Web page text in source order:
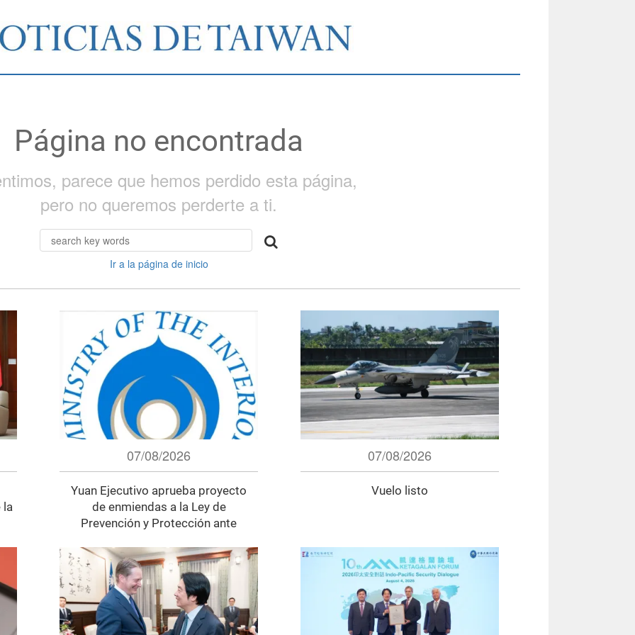
Página no encontrada
parece que hemos perdido esta página,
pero no queremos perderte a ti.
Ir a la página de inicio
la
07/08/2026
Yuan Ejecutivo aprueba proyecto
de enmiendas a la Ley de
Prevención y Protección ante
07/08/2026
Vuelo listo